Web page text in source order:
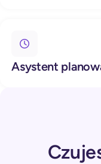
Asystent